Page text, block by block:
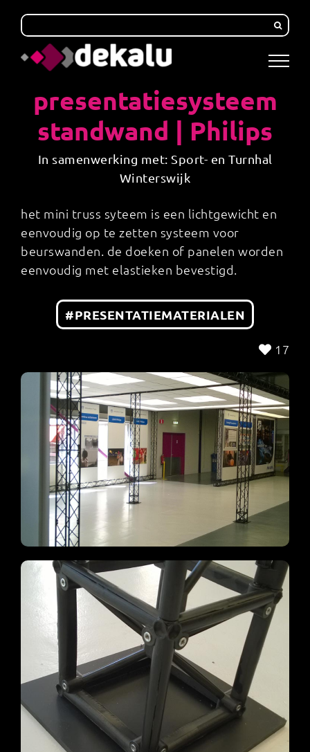
content
presentatiesysteem
standwand | Philips
In samenwerking met: Sport- en Turnhal
Winterswijk
het mini truss syteem is een lichtgewicht en
eenvoudig op te zetten systeem voor
beurswanden. de doeken of panelen worden
eenvoudig met elastieken bevestigd.
#PRESENTATIEMATERIALEN
17